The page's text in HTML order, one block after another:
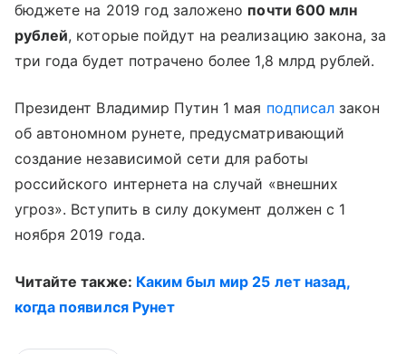
бюджете на 2019 год заложено почти 600 млн
рублей, которые пойдут на реализацию закона, за
три года будет потрачено более 1,8 млрд рублей.
Президент Владимир Путин 1 мая подписалзакон
об автономном рунете, предусматривающий
создание независимой сети для работы
российского интернета на случай «внешних
угроз». Вступить в силу документ должен с 1
ноября 2019 года.
Читайте также: Каким был мир 25 лет назад,
когда появился Рунет